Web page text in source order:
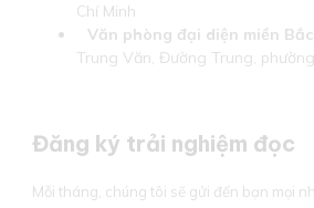
Chí Minh
Văn phòng đại diện miền Bắc:
Trung Văn, Đường Trung,
Đăng ký trải nghiệm đọc
Mỗi tháng, chúng tôi sẽ gửi đến bạn mọi